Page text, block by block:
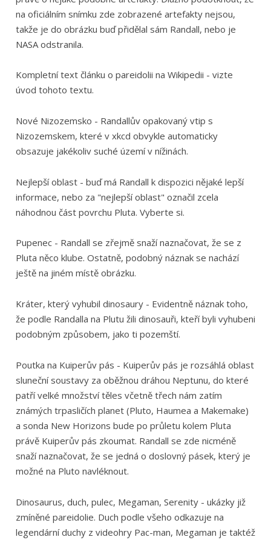
na oficiálním snímku zde zobrazené artefakty nejsou,
takže je do obrázku buď přidělal sám Randall, nebo je
NASA odstranila.
Kompletní text článku o pareidolii na Wikipedii - vizte
úvod tohoto textu.
Nové Nizozemsko - Randallův opakovaný vtip s
Nizozemskem, které v xkcd obvykle automaticky
obsazuje jakékoliv suché území v nížinách.
Nejlepší oblast - buď má Randall k dispozici nějaké lepší
informace, nebo za "nejlepší oblast" označil zcela
náhodnou část povrchu Pluta. Vyberte si.
Pupenec - Randall se zřejmě snaží naznačovat, že se z
Pluta něco klube. Ostatně, podobný náznak se nachází
ještě na jiném místě obrázku.
Kráter, který vyhubil dinosaury - Evidentně náznak toho,
že podle Randalla na Plutu žili dinosauři, kteří byli vyhubeni
podobným způsobem, jako ti pozemští.
Poutka na Kuiperův pás - Kuiperův pás je rozsáhlá oblast
sluneční soustavy za oběžnou dráhou Neptunu, do které
patří velké množství těles včetně třech nám zatím
známých trpasličích planet (Pluto, Haumea a Makemake)
a sonda New Horizons bude po průletu kolem Pluta
právě Kuiperův pás zkoumat. Randall se zde nicméně
snaží naznačovat, že se jedná o doslovný pásek, který je
možné na Pluto navléknout.
Dinosaurus, duch, pulec, Megaman, Serenity - ukázky již
zmíněné pareidolie. Duch podle všeho odkazuje na
legendární duchy z videohry Pac-man, Megaman je taktéž